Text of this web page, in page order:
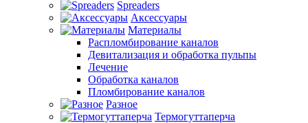
Spreaders
Аксессуары
Материалы
Распломбирование каналов
Девитализация и обработка пульпы
Лечение
Обработка каналов
Пломбирование каналов
Разное
Термогуттаперча